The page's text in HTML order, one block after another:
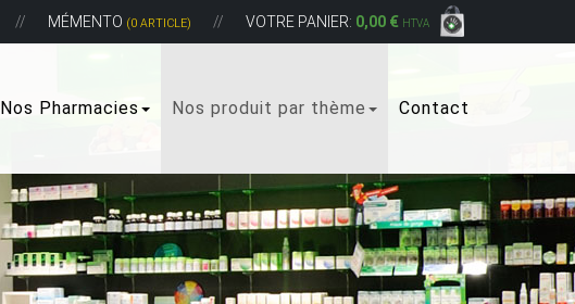
MÉMENTO (0 ARTICLE) VOTRE PANIER: 0,00 € HTVA
Nos Pharmacies Nos produit par thème Contact